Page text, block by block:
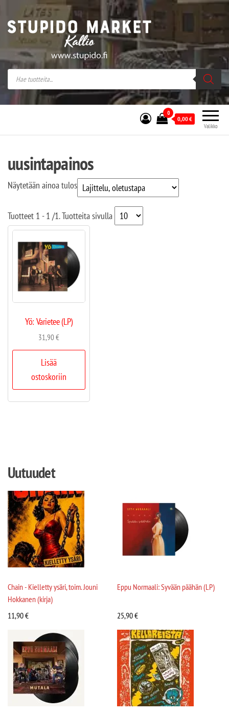
Stupido Market – verkossa ja kivijalassa
Stupido Market on vaihtoehtomusaan
erikoistunut verkko- sekä
kivijalkakauppa Helsingissä Kallion
sydämessä.
Valikko
0
0,00€
uusintapainos
Näytetään ainoa tulos
Tuotteet 1 - 1 /1. Tuotteita sivulla
Yö: Varietee (LP)
31,90€
Lisää
ostoskoriin
Uutuudet
Chain - Kielletty ysäri, toim. Jouni
Hokkanen (kirja)
11,90€
Eppu Normaali: Syvään päähän (LP)
25,90€